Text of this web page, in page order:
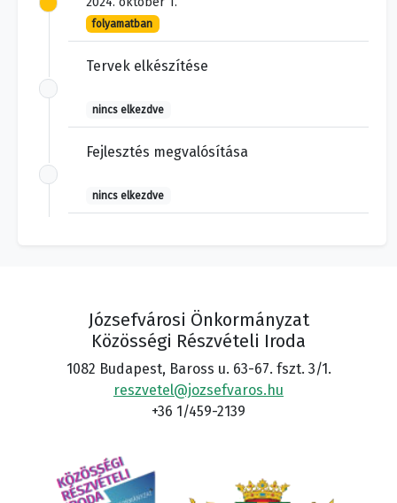
folyamatban
Tervek elkészítése
nincs elkezdve
Fejlesztés megvalósítása
nincs elkezdve
Józsefvárosi Önkormányzat
Közösségi Részvételi Iroda
1082 Budapest, Baross u. 63-67. fszt. 3/1.
reszvetel@jozsefvaros.hu
+36 1/459-2139